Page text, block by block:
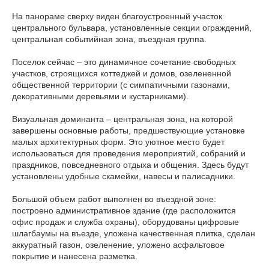
На панораме сверху виден благоустроенный участок
центрального бульвара, установленные секции ограждений,
центральная событийная зона, въездная группа.
Поселок сейчас – это динамичное сочетание свободных
участков, строящихся коттеджей и домов, озелененной
общественной территории (с симпатичными газонами,
декоративными деревьями и кустарниками).
Визуальная доминанта – центральная зона, на которой
завершены основные работы, предшествующие установке
малых архитектурных форм. Это уютное место будет
использоваться для проведения мероприятий, собраний и
праздников, повседневного отдыха и общения. Здесь будут
установлены удобные скамейки, навесы и палисадники.
Большой объем работ выполнен во въездной зоне:
построено административное здание (где расположится
офис продаж и служба охраны), оборудованы цифровые
шлагбаумы на въезде, уложена качественная плитка, сделан
аккуратный газон, озеленение, уложено асфальтовое
покрытие и нанесена разметка.